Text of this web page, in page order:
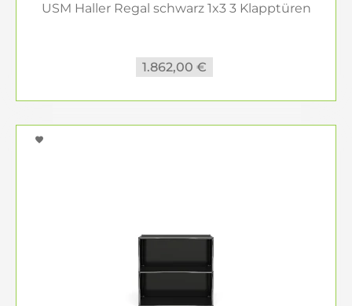
USM Haller Regal schwarz 1x3 3 Klapptüren
1.862,00 €